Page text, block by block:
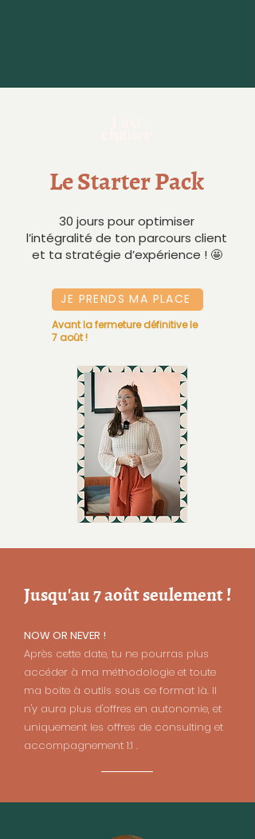
Le Starter Pack
30 jours pour optimiser
l’intégralité de ton parcours client
et ta stratégie d’expérience ! 🤩
JE PRENDS MA PLACE
Avant la fermeture définitive le
7 août !
Jusqu'au 7 août seulement !
NOW OR NEVER !
Après cette date, tu ne pourras plus
accéder à ma méthodologie et toute
ma boite à outils sous ce format là. Il
n'y aura plus d'offres en autonomie, et
uniquement les offres de consulting et
accompagnement 1:1 .